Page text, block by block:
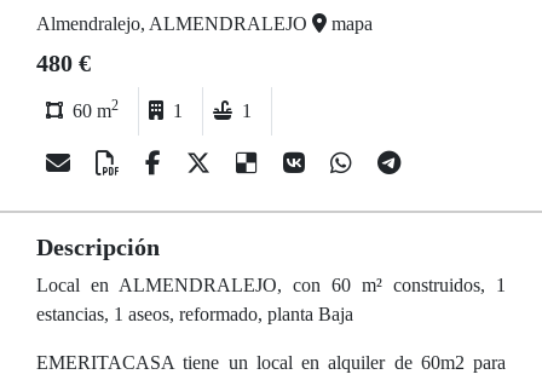
Almendralejo, ALMENDRALEJO mapa
480 €
60 m2 1 1
Descripción
Local en ALMENDRALEJO, con 60 m² construidos, 1
estancias, 1 aseos, reformado, planta Baja
EMERITACASA tiene un local en alquiler de 60m2 para